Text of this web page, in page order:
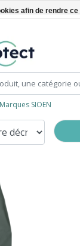
Marques SIOEN
afin de rendre